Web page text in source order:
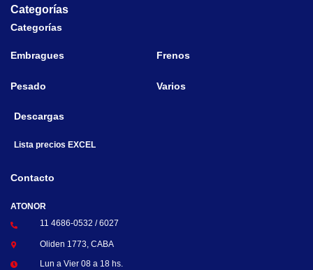
Categorías
Categorías
Embragues Frenos
Pesado Varios
Descargas
Lista precios EXCEL
Contacto
ATONOR
11 4686-0532 / 6027
Oliden 1773, CABA
Lun a Vier 08 a 18 hs.